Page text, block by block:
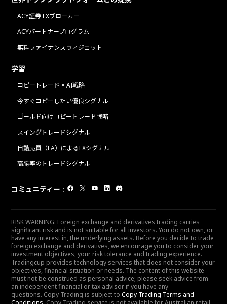
ACY証券 FXブローカー
ACYパートナープログラム
無料ファイナンスウィジェット
学習
コピートレード × AI戦略
今すぐコピーしたい優良シグナル
ゴールド向けコピートレード戦略
スイングトレードシグナル
自動売買（EA）によるFXシグナル
高勝率のトレードシグナル
コミュニティー :
RISK WARNING: Foreign exchange and derivatives trading carries
significant risk and is not suitable for all investors. You do not own, or
have any interest in, the underlying assets. Before you decide to trade
foreign exchange and derivatives, we encourage you to consider your
investment objectives, your risk tolerance and trading experience.
Tradingcup provides technology services that does not consider your
objectives, financial situation or needs. The content of this website
must not be construed as personal advice; please seek advice from
an independent financial or tax advisor if you have any
questions. Copy Trading is subject to Copy Trading Terms and